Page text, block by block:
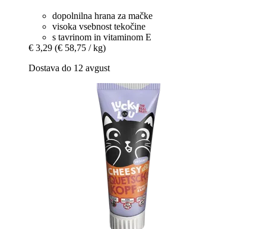
dopolnilna hrana za mačke
visoka vsebnost tekočine
s tavrinom in vitaminom E
€ 3,29 (€ 58,75 / kg)
Dostava do 12 avgust